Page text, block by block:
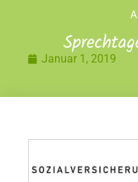
Januar 1, 2019